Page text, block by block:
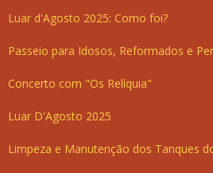
Luar d'Agosto 2025: Como foi?
Passeio para Idosos, Reformados e
Concerto com "Os Relíquia"
Luar D'Agosto 2025
Limpeza e Manutenção dos Tanques